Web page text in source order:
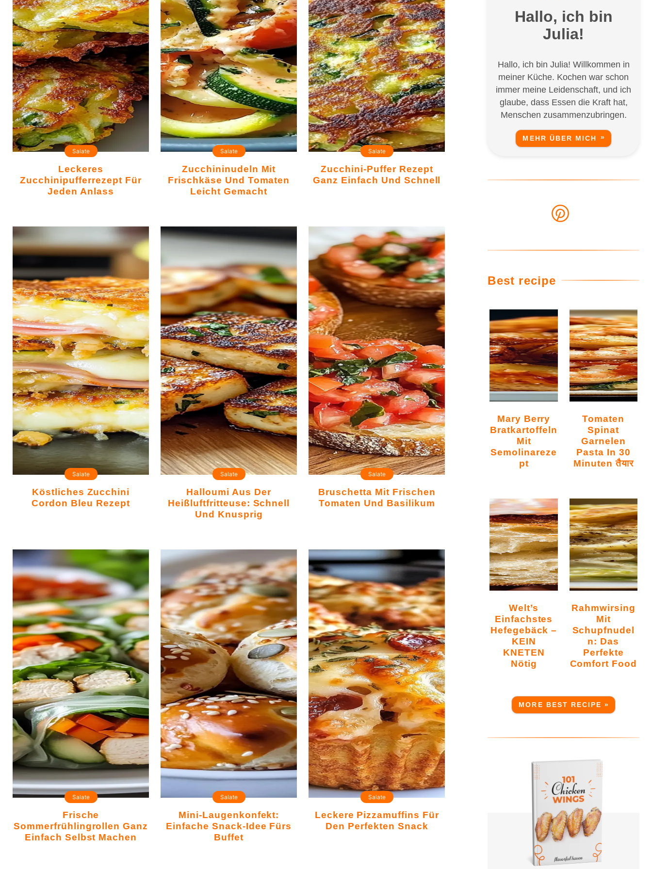
Salate
Leckeres
Zucchinipufferrezept Für
Jeden Anlass
Salate
Zucchininudeln Mit
Frischkäse Und Tomaten
Leicht Gemacht
Salate
Zucchini-Puffer Rezept
Ganz Einfach Und Schnell
Salate
Köstliches Zucchini
Cordon Bleu Rezept
Salate
Halloumi Aus Der
Heißluftfritteuse: Schnell
Und Knusprig
Salate
Bruschetta Mit Frischen
Tomaten Und Basilikum
Salate
Frische
Sommerfrühlingrollen Ganz
Einfach Selbst Machen
Salate
Mini-Laugenkonfekt:
Einfache Snack-Idee Fürs
Buffet
Salate
Leckere Pizzamuffins Für
Den Perfekten Snack
Hallo, ich bin
Julia!
Hallo, ich bin Julia! Willkommen in
meiner Küche. Kochen war schon
immer meine Leidenschaft, und ich
glaube, dass Essen die Kraft hat,
Menschen zusammenzubringen.
MEHR ÜBER MICH
Best recipe
Mary Berry
Bratkartoffeln
Mit
Semolinareze
Pt
Tomaten
Spinat
Garnelen
Pasta In 30
Minuten तैयार
Welt’s
Einfachstes
Hefegebäck –
KEIN
KNETEN
Nötig
Rahmwirsing
Mit
Schupfnudel
N: Das
Perfekte
Comfort Food
MORE BEST RECIPE »